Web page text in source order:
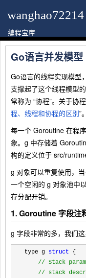
wanghao72214
编程宝库
Go语言并发模
Go语言的线程实现模型
支撑起了这个线程模型
常称为 “协程”。关于协
程、线程和协程的区别”。
每一个 Goroutine 在程
象。g 中存储着
构的定义位于 src/
g 对象可以重复使用，
一个空闲的 g 对象池中
存分配开销。
1. Goroutine 字段注
g 字段非常的多，我们这
type g struct {
// Stack
// stack